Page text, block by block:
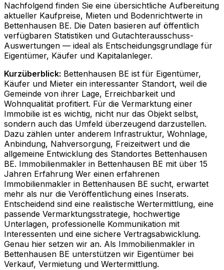
Nachfolgend finden Sie eine übersichtliche Aufbereitung
aktueller Kaufpreise, Mieten und Bodenrichtwerte in
Bettenhausen BE. Die Daten basieren auf öffentlich
verfügbaren Statistiken und Gutachterausschuss-
Auswertungen — ideal als Entscheidungsgrundlage für
Eigentümer, Käufer und Kapitalanleger.
Kurzüberblick: Bettenhausen BE ist für Eigentümer,
Käufer und Mieter ein interessanter Standort, weil die
Gemeinde von ihrer Lage, Erreichbarkeit und
Wohnqualität profitiert. Für die Vermarktung einer
Immobilie ist es wichtig, nicht nur das Objekt selbst,
sondern auch das Umfeld überzeugend darzustellen.
Dazu zählen unter anderem Infrastruktur, Wohnlage,
Anbindung, Nahversorgung, Freizeitwert und die
allgemeine Entwicklung des Standortes Bettenhausen
BE. Immobilienmakler in Bettenhausen BE mit über 15
Jahren Erfahrung Wer einen erfahrenen
Immobilienmakler in Bettenhausen BE sucht, erwartet
mehr als nur die Veröffentlichung eines Inserats.
Entscheidend sind eine realistische Wertermittlung, eine
passende Vermarktungsstrategie, hochwertige
Unterlagen, professionelle Kommunikation mit
Interessenten und eine sichere Vertragsabwicklung.
Genau hier setzen wir an. Als Immobilienmakler in
Bettenhausen BE unterstützen wir Eigentümer bei
Verkauf, Vermietung und Wertermittlung.